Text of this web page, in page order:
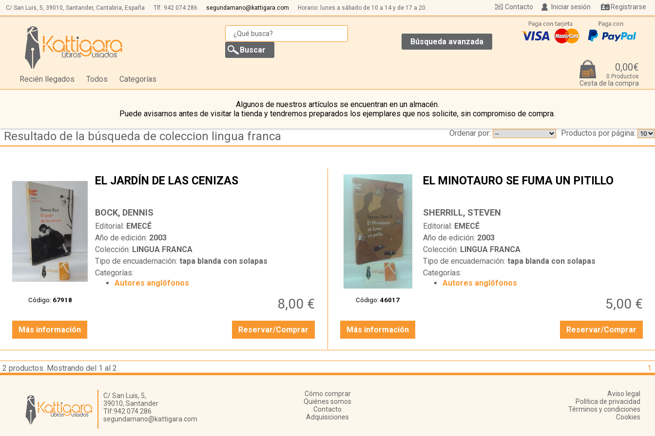
C/ San Luis, 5, 39010, Santander, Cantabria, España Tlf: 942 074 286 segundamano@kattigara.com Horario: lunes a sábado de 10 a 14 y de 17 a 20. Iniciar sesión Registrarse
Contacto
Búsqueda avanzada
Recién llegados Todos Categorías
0,00€
0 Productos
Cesta de la compra
Algunos de nuestros artículos se encuentran en un almacén.
Puede avisarnos antes de visitar la tienda y tendremos preparados los ejemplares que nos solicite, sin compromiso de compra.
Resultado de la búsqueda de coleccion lingua franca Productos por página:
Ordenar por:
Código: 67918
EL JARDÍN DE LAS CENIZAS
BOCK, DENNIS
Editorial: EMECÉ
Año de edición: 2003
Colección: LINGUA FRANCA
Tipo de encuadernación:tapa blanda con solapas
Categorías:
Autores anglófonos
8,00 €
Más información Reservar/Comprar
Código:46017
EL MINOTAURO SE FUMA UN PITILLO
SHERRILL, STEVEN
Editorial: EMECÉ
Año de edición: 2003
Colección: LINGUA FRANCA
Tipo de encuadernación: tapa blanda con solapas
Categorías:
Autores anglófonos
5,00 €
Más información Reservar/Comprar
2 productos. Mostrando del 1 al 2 1
Librería Kattigara
C/ San Luis, 5,
39010, Santander
Tlf:942 074 286
segundamano@kattigara.com
Cómo comprar
Quiénes somos
Contacto
Adquisiciones
Aviso legal
Política de privacidad
Términos y condiciones
Cookies